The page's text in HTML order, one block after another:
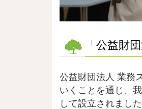
「公益財
公益財団法人 業務
いくことを通じ、
して設立されました